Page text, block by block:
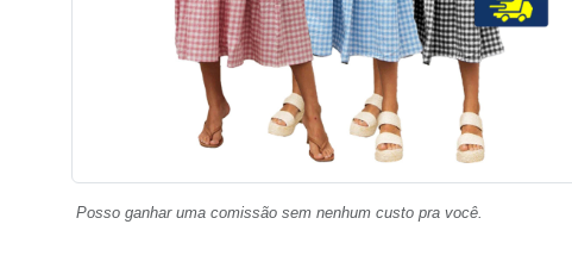
Posso ganhar uma comissão sem nenhum custo pra você.